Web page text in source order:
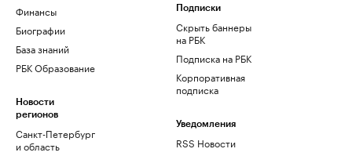
Финансы
Биографии
База знаний
РБК Образование
Новости
регионов
Санкт-Петербург
и область
Подписки
Скрыть баннеры
на РБК
Подписка на РБК
Корпоративная
подписка
Уведомления
RSS Новости